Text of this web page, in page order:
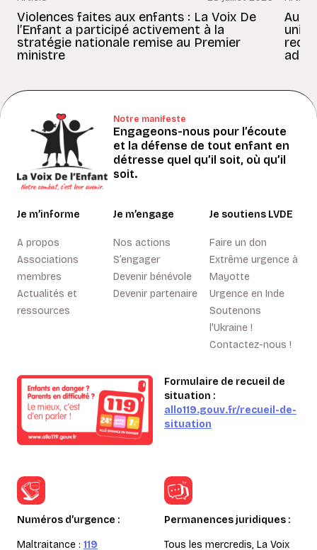
Violences faites aux enfants : La Voix De
l’Enfant a participé activement à la
stratégie nationale remise au Premier
ministre
Au
Notre manifeste
Engageons-nous pour l’écoute
et la défense de tout enfant en
détresse quel qu’il soit, où qu’il
soit.
Je m’informe
A propos
Associations
membres
Actualités et
ressources
Je m’engage
Nos actions
S’engager
Devenir bénévole
Devenir partenaire
Je soutiens LVDE
Faire un don
Extrême urgence à
Mayotte
Urgence en Inde
Soutenons
l'Ukraine !
Contactez-nous !
Formulaire de recueil de
situation :
allo119.gouv.fr/recueil-de-
situation
Numéros d’urgence :
Maltraitance : 119
Permanences juridiques :
Tous les mercredis, La Voix